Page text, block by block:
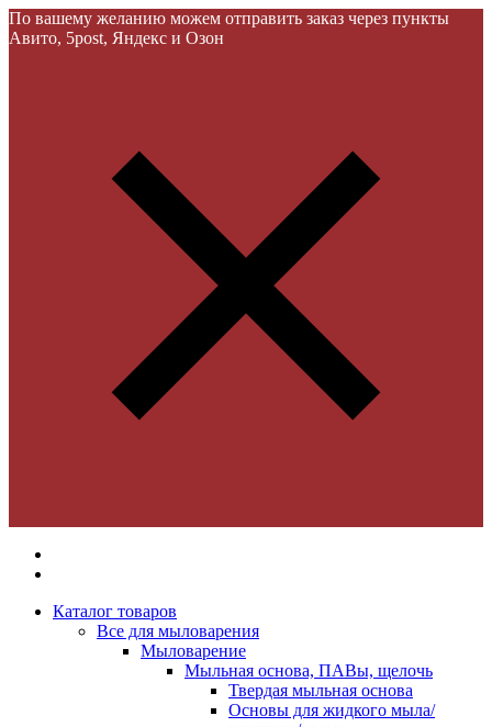
По вашему желанию можем отправить заказ через пункты
Авито, 5post, Яндекс и Озон
Каталог товаров
Все для мыловарения
Мыловарение
Мыльная основа, ПАВы, щелочь
Твердая мыльная основа
Основы для жидкого мыла/